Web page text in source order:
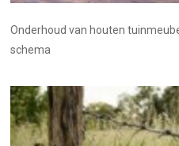
Onderhoud van houten
schema